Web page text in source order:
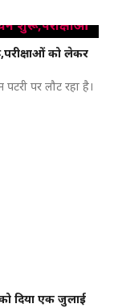
को लेकर
पर लौट रहा है।
को दिया एक जुलाई